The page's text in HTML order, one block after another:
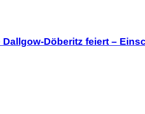
Döberitz feiert –